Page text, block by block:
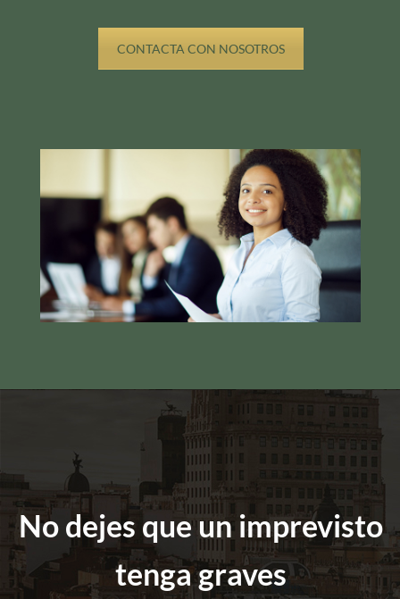
CONTACTA CON NOSOTROS
No dejes que un imprevisto
tenga graves